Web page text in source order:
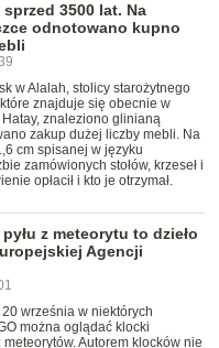
3500 lat. Na
odnotowano kupno
w Alalah, stolicy starożytnego
znajduje się obecnie w
znaleziono glinianą
zakup dużej liczby mebli. Na
cm spisanej w języku
zamówionych stołów, krzeseł i
opłacił i kto je otrzymał.
z meteorytu to dzieło
Agencji
września w niektórych
można oglądać klocki
meteorytów. Autorem klocków nie